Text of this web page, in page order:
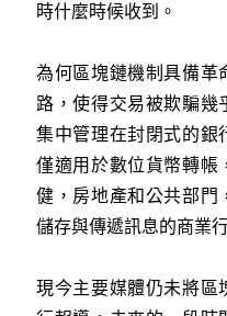
時什麼時候收到。
為何區塊鏈機制具備革
路，使得交易被欺騙幾
集中管理在封閉式的銀
僅適用於數位貨幣轉帳
健，房地產和公共部門
儲存與傳遞訊息的商業
現今主要媒體仍未將區